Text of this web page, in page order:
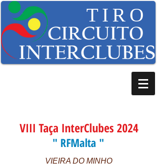
TIRO
VIII Taça InterClubes 2024
" RFMalta "
VIEIRA DO MINHO